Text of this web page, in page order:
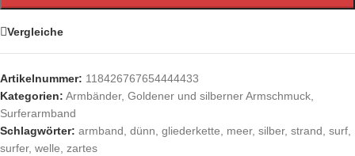
Vergleiche
Artikelnummer: 118426767654444433
Kategorien: Armbänder, Goldener und silberner Armschmuck,
Surferarmband
Schlagwörter: armband, dünn, gliederkette, meer, silber, strand, surf,
surfer, welle, zartes